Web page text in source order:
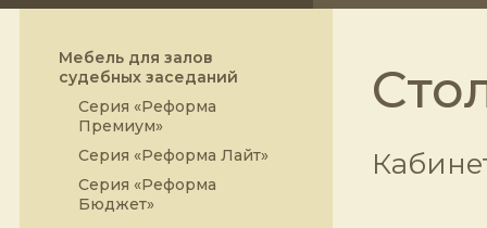
Мебель для залов
судебных заседаний
Серия «Реформа
Премиум»
Серия «Реформа Лайт»
Серия «Реформа
Бюджет»